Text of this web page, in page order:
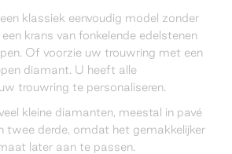
klassiek eenvoudig model zonder
krans van fonkelende edelstenen
Of voorzie uw trouwring met een
diamant. U heeft alle
trouwring te personaliseren.
kleine diamanten, meestal in pavé
twee derde, omdat het gemakkelijker
later aan te passen.